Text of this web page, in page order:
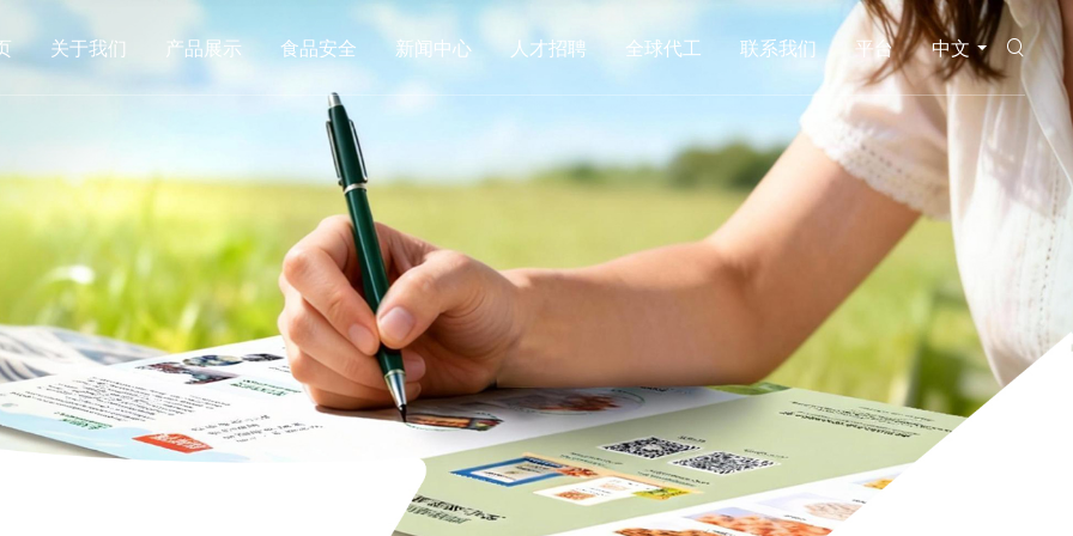
关于我们 产品展示 食品安全 新闻中心 人才招聘 全球代工 联系我们 平台 中文